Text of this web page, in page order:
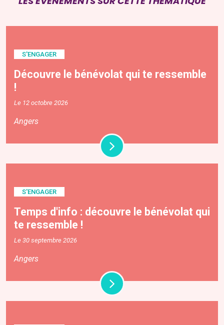
S'ENGAGER
Découvre le bénévolat qui te ressemble
!
Le 12 octobre 2026
Angers
S'ENGAGER
Temps d'info : découvre le bénévolat qui
te ressemble !
Le 30 septembre 2026
Angers